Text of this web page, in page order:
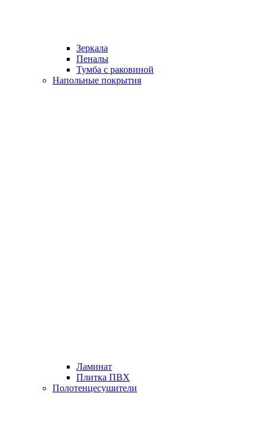
Зеркала
Пеналы
Тумба с раковиной
Напольные покрытия
Ламинат
Плитка ПВХ
Полотенцесушители